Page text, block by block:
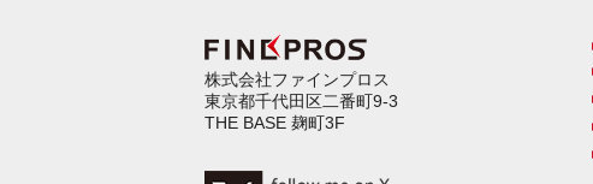
株式会社ファインプロス
東京都千代田区二番町9-3
THE BASE 麹町3F